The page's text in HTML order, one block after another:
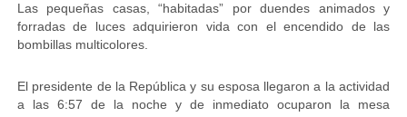
Las pequeñas casas, “habitadas” por duendes animados y
forradas de luces adquirieron vida con el encendido de las
bombillas multicolores.
El presidente de la República y su esposa llegaron a la actividad
a las 6:57 de la noche y de inmediato ocuparon la mesa